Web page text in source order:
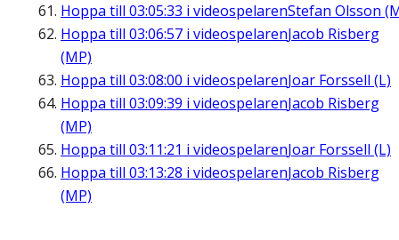
Hoppa till 03:05:33 i videospelarenStefan Olsson
Hoppa till 03:06:57 i videospelarenJacob Risberg
(MP)
Hoppa till 03:08:00 i videospelarenJoar Forssell (L)
Hoppa till 03:09:39 i videospelarenJacob Risberg
(MP)
Hoppa till 03:11:21 i videospelarenJoar Forssell (L)
Hoppa till 03:13:28 i videospelarenJacob Risberg
(MP)